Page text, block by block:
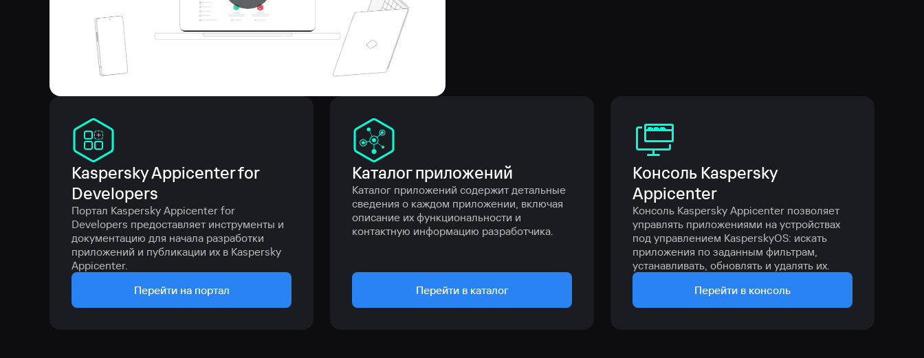
Kaspersky Appicenter for
Developers
Портал Kaspersky Appicenter for
Developers предоставляет инструменты и
документацию для начала разработки
приложений и публикации их в Kaspersky
Appicenter.
Перейти на портал
Каталог приложений
Каталог приложений содержит детальные
сведения о каждом приложении, включая
описание их функциональности и
контактную информацию разработчика.
Перейти в каталог
Консоль Kaspersky
Appicenter
Консоль Kaspersky Appicenter позволяет
управлять приложениями на устройствах
под управлением KasperskyOS: искать
приложения по заданным фильтрам,
устанавливать, обновлять и удалять их.
Перейти в консоль